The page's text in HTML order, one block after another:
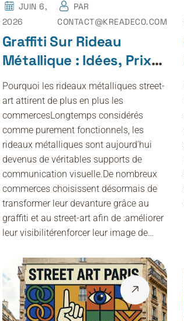
JUIN 6,
2026
PAR
CONTACT@KREADECO.COM
Graffiti Sur Rideau
Métallique : Idées, Prix
Et Avantages Pour Votre
Commerce
Pourquoi les rideaux métalliques street-
art attirent de plus en plus les
commercesLongtemps considérés
comme purement fonctionnels, les
rideaux métalliques sont aujourd’hui
devenus de véritables supports de
communication visuelle.De nombreux
commerces choisissent désormais de
transformer leur devanture grâce au
graffiti et au street-art afin de :améliorer
leur visibilitérenforcer leur image de…